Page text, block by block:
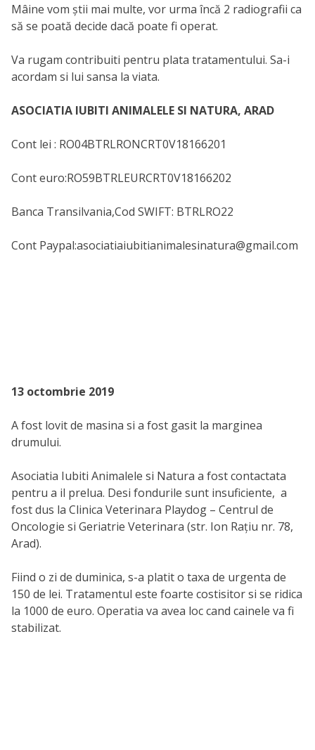
Mâine vom știi mai multe, vor urma încă 2 radiografii ca
să se poată decide dacă poate fi operat.
Va rugam contribuiti pentru plata tratamentului. Sa-i
acordam si lui sansa la viata.
ASOCIATIA IUBITI ANIMALELE SI NATURA, ARAD
Cont lei : RO04BTRLRONCRT0V18166201
Cont euro:RO59BTRLEURCRT0V18166202
Banca Transilvania,Cod SWIFT: BTRLRO22
Cont Paypal:asociatiaiubitianimalesinatura@gmail.com
13 octombrie 2019
A fost lovit de masina si a fost gasit la marginea
drumului.
Asociatia Iubiti Animalele si Natura a fost contactata
pentru a il prelua. Desi fondurile sunt insuficiente, a
fost dus la Clinica Veterinara Playdog – Centrul de
Oncologie si Geriatrie Veterinara (str. Ion Rațiu nr. 78,
Arad).
Fiind o zi de duminica, s-a platit o taxa de urgenta de
150 de lei. Tratamentul este foarte costisitor si se ridica
la 1000 de euro. Operatia va avea loc cand cainele va fi
stabilizat.